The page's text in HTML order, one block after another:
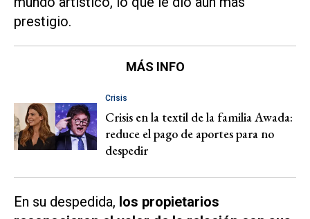
prestigio.
MÁS INFO
Crisis
Crisis en la textil de la familia Awada:
reduce el pago de aportes para no
despedir
En su despedida, los propietarios